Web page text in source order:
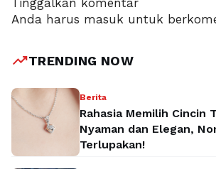
Tinggalkan komentar
Anda harus masuk untuk
trending_upTRENDING NOW
Berita
Rahasia Memilih Cincin
Nyaman dan Elegan,
Terlupakan!